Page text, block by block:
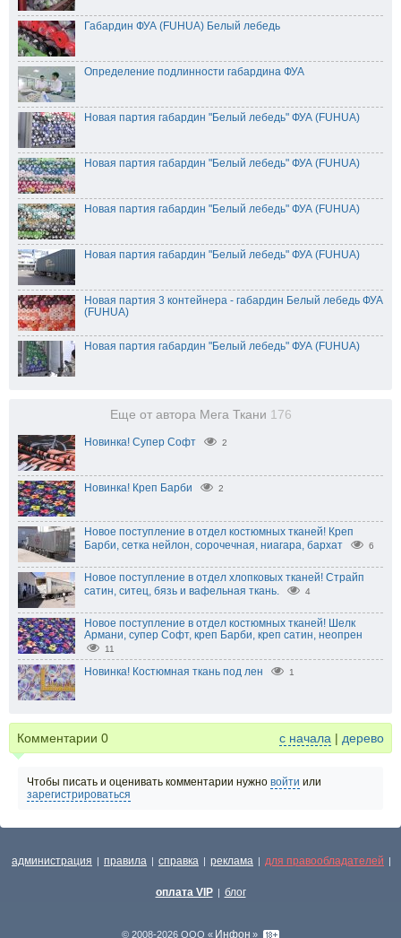
Габардин ФУА (FUHUA) Белый лебедь
Определение подлинности габардина ФУА
Новая партия габардин "Белый лебедь" ФУА (FUHUA)
Новая партия габардин "Белый лебедь" ФУА (FUHUA)
Новая партия габардин "Белый лебедь" ФУА (FUHUA)
Новая партия габардин "Белый лебедь" ФУА (FUHUA)
Новая партия 3 контейнера - габардин Белый лебедь ФУА
(FUHUA)
Новая партия габардин "Белый лебедь" ФУА (FUHUA)
Еще от автора Мега Ткани 176
Новинка! Супер Софт 2
Новинка! Креп Барби 2
Новое поступление в отдел костюмных тканей! Креп
Барби, сетка нейлон, сорочечная, ниагара, бархат
6
Новое поступление в отдел хлопковых тканей! Страйп
сатин, ситец, бязь и вафельная ткань.
4
Новое поступление в отдел костюмных тканей! Шелк
Армани, супер Софт, креп Барби, креп сатин, неопрен
11
Новинка! Костюмная ткань под лен 1
Комментарии 0 с начала | дерево
Чтобы писать и оценивать комментарии нужно войти или
зарегистрироваться
администрация | правила | справка | реклама | для правообладателей |
оплата VIP | блог
© 2008-2026 ООО « Инфон »